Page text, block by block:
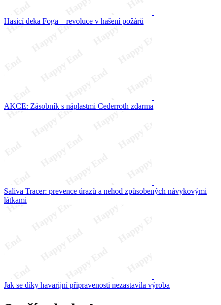
Hasicí deka Foga – revoluce v hašení požárů
AKCE: Zásobník s náplastmi Cederroth zdarma
Saliva Tracer: prevence úrazů a nehod způsobených návykovými
látkami
Jak se díky havarijní připravenosti nezastavila výroba